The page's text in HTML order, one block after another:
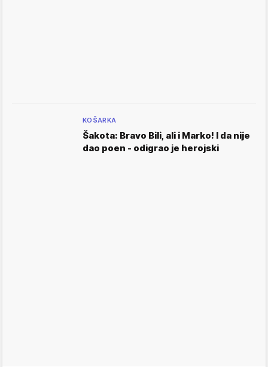
KOŠARKA
Šakota: Bravo Bili, ali i Marko! I da nije
dao poen - odigrao je herojski